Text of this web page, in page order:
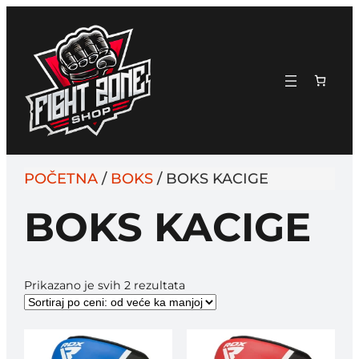
POČETNA / BOKS / BOKS KACIGE
BOKS KACIGE
Prikazano je svih 2 rezultata
po